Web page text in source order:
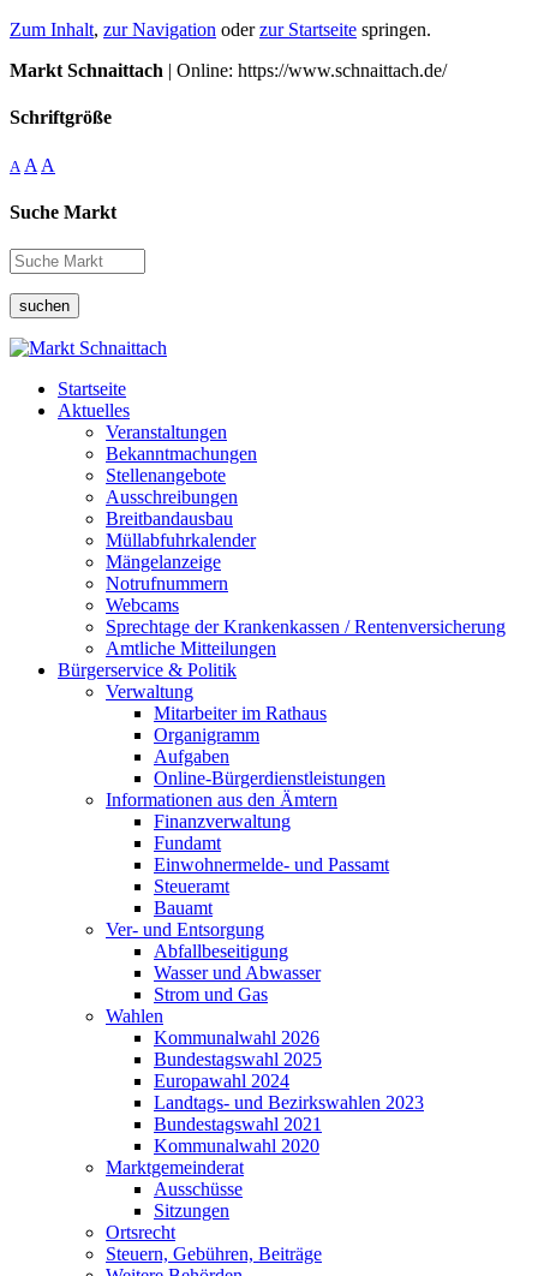
Zum Inhalt, zur Navigation oderzur Startseite springen.
Markt Schnaittach | Online: https://www.schnaittach.de/
Schriftgröße
A A A
Suche Markt
suchen
Startseite
Aktuelles
Veranstaltungen
Bekanntmachungen
Stellenangebote
Ausschreibungen
Breitbandausbau
Müllabfuhrkalender
Mängelanzeige
Notrufnummern
Webcams
Sprechtage der Krankenkassen / Rentenversicherung
Amtliche Mitteilungen
Bürgerservice & Politik
Verwaltung
Mitarbeiter im Rathaus
Organigramm
Aufgaben
Online-Bürgerdienstleistungen
Informationen aus den Ämtern
Finanzverwaltung
Fundamt
Einwohnermelde- und Passamt
Steueramt
Bauamt
Ver- und Entsorgung
Abfallbeseitigung
Wasser und Abwasser
Strom und Gas
Wahlen
Kommunalwahl 2026
Bundestagswahl 2025
Europawahl 2024
Landtags- und Bezirkswahlen 2023
Bundestagswahl 2021
Kommunalwahl 2020
Marktgemeinderat
Ausschüsse
Sitzungen
Ortsrecht
Steuern, Gebühren, Beiträge